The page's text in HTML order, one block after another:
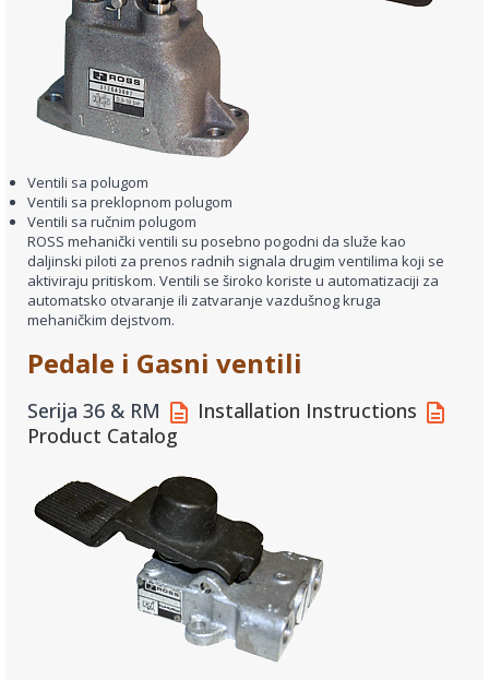
Ventili sa polugom
Ventili sa preklopnom polugom
Ventili sa ručnim polugom
ROSS mehanički ventili su posebno pogodni da služe kao
daljinski piloti za prenos radnih signala drugim ventilima koji se
aktiviraju pritiskom. Ventili se široko koriste u automatizaciji za
automatsko otvaranje ili zatvaranje vazdušnog kruga
mehaničkim dejstvom.
Pedale i Gasni ventili
Serija 36 & RM
Installation Instructions
Product Catalog